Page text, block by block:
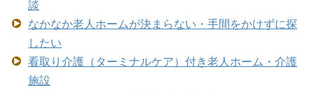
談
なかなか老人ホームが決まらない・手間をかけずに探
したい
看取り介護（ターミナルケア）付き老人ホーム・介護
施設